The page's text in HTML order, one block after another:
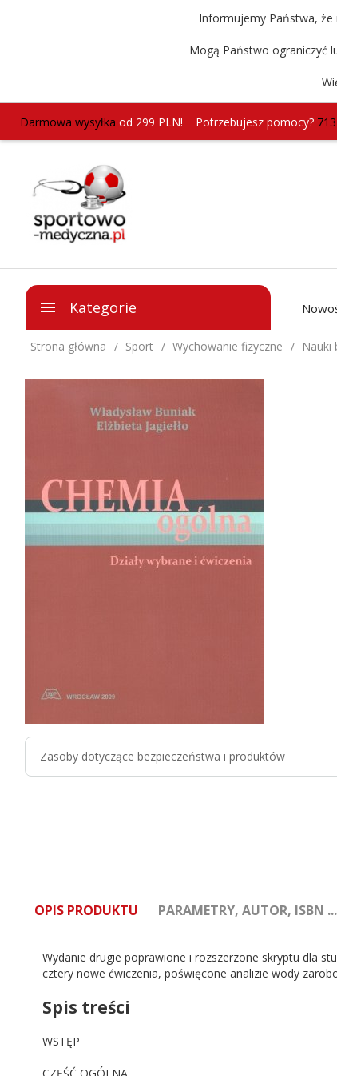
Informujemy Państwa, że
Mogą Państwo ograniczyć
Darmowa wysyłka od 299 PLN! Potrzebujesz pomocy?
Kategorie
Strona główna Sport Wychowanie fizyczne Nauki
Zasoby dotyczące bezpieczeństwa i produktów
OPIS PRODUKTU PARAMETRY, AUTOR, ISBN ...
Wydanie drugie poprawione i rozszerzone skryptu dla
cztery nowe ćwiczenia, poświęcone analizie wody
Spis treści
WSTĘP
ISBN:
Autor: